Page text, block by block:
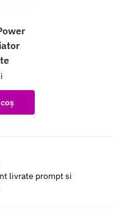
livrate prompt si